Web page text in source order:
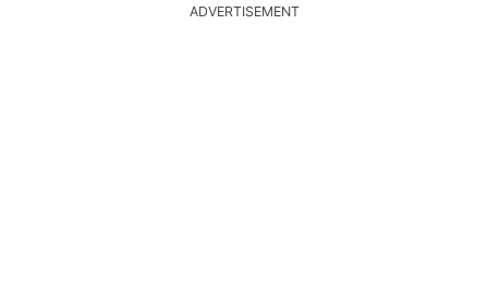
ADVERTISEMENT